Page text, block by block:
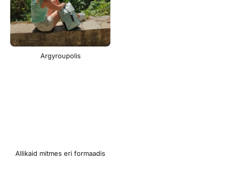
Argyroupolis
Allikaid mitmes eri formaadis